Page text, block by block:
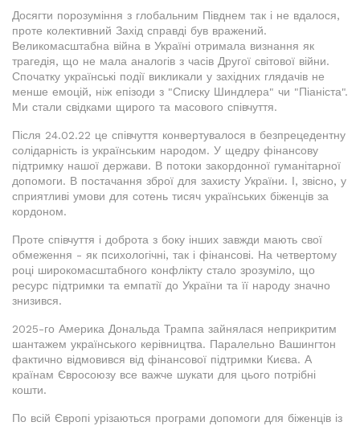
Досягти порозуміння з глобальним Півднем так і не вдалося,
проте колективний Захід справді був вражений.
Великомасштабна війна в Україні отримала визнання як
трагедія, що не мала аналогів з часів Другої світової війни.
Спочатку українські події викликали у західних глядачів не
менше емоцій, ніж епізоди з "Списку Шиндлера" чи "Піаніста".
Ми стали свідками щирого та масового співчуття.
Після 24.02.22 це співчуття конвертувалося в безпрецедентну
солідарність із українським народом. У щедру фінансову
підтримку нашої держави. В потоки закордонної гуманітарної
допомоги. В постачання зброї для захисту України. І, звісно, у
сприятливі умови для сотень тисяч українських біженців за
кордоном.
Проте співчуття і доброта з боку інших завжди мають свої
обмеження - як психологічні, так і фінансові. На четвертому
році широкомасштабного конфлікту стало зрозуміло, що
ресурс підтримки та емпатії до України та її народу значно
знизився.
2025-го Америка Дональда Трампа зайнялася неприкритим
шантажем українського керівництва. Паралельно Вашингтон
фактично відмовився від фінансової підтримки Києва. А
країнам Євросоюзу все важче шукати для цього потрібні
кошти.
По всій Європі урізаються програми допомоги для біженців із